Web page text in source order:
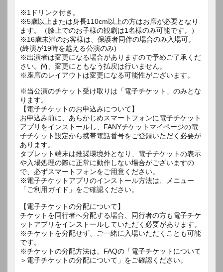
※1ドリンク付き。
※5歳以上または身長110cm以上の方はお席が必要となり
ます。（膝上でのお子様の観劇は1名様のみ可能です。）
※16歳未満のお客様は、保護者同伴の場合のみ入場可。
(終演が19時を越える公演のみ)
※出演者は変更になる場合がありますので予めご了承くだ
さい。尚、変更にともなう払戻は行いません。
※座席のレイアウトは変更になる可能性がございます。
※当公演のチケット受け取りは「電子チケット」のみとな
ります。
【電子チケットのお申込みについて】
お申込み前に、あらかじめスマートフォンに電子チケット
アプリをインストールし、FANYチケットマイページの電
子チケット設定から携帯電話番号をご登録いただく必要が
あります。
タブレット端末は推奨環境外となり、電子チケットの表示
や入場処理の際に正常に動作しない場合がございますの
で、必ずスマートフォンをご用意ください。
※電子チケットアプリのインストール方法は、メニュー
「ご利用ガイド」をご確認ください。
【電子チケットの分配について】
チケットを同行者へ分配する場合、同行者の方も電子チケ
ットアプリをインストールしていただく必要があります。
※チケットを分配せず、ご一緒に入場いただくことも可能
です。
※チケットの分配方法は、FAQの「電子チケットについて
＞電子チケットの分配について」をご確認ください。